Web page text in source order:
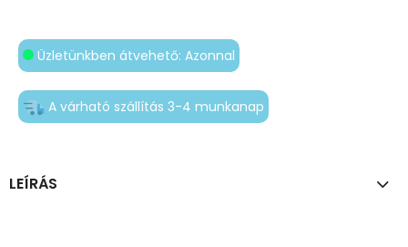
Üzletünkben átvehető: Azonnal
A várható szállítás 3-4 munkanap
LEÍRÁS